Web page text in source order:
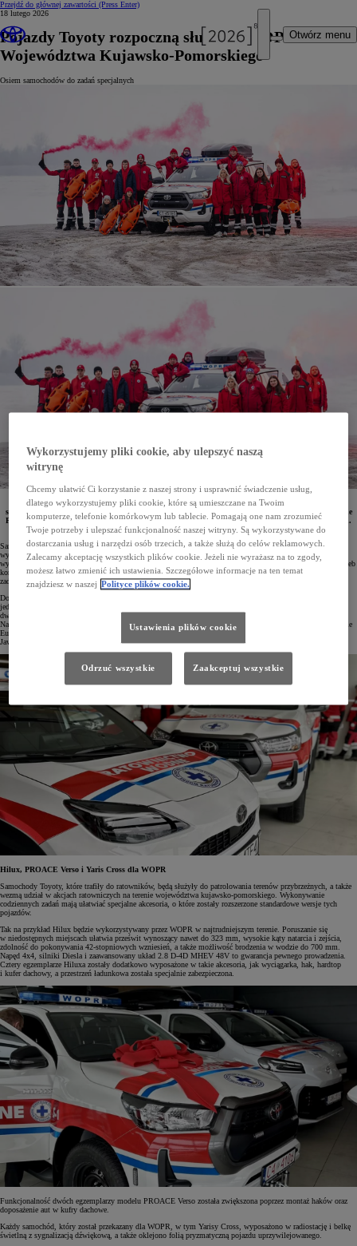
Przejdź do głównej zawartości (Press Enter)
Otwórz menu
18 lutego 2026
Pojazdy Toyoty rozpoczną służbę w WOPR
Województwa Kujawsko-Pomorskiego
Osiem samochodów do zadań specjalnych
Flota ratowników WOPR z województwa kujawsko-pomorskiego została rozszerzona o osiem
samochodów Toyoty. Odpowiednio przystosowane Hiluxy, Yarisy Cross z napędem 4x4 oraz pojemne
PROACE Verso będą pomagać w patrolowaniu terenów przybrzeżnych oraz w akcjach ratowniczych.
Pojazdy przekazał salon Toyota Bydgoszcz.
Samochody Toyoty od lat słyną ze swej niezawodności i trwałości. Ze względu na swoje atuty chętnie są
wybierane przez policję, wojsko, straż pożarną, straż miejską, pogotowie energetyczne, są również
wykorzystywane w ratownictwie wodnym i górskim. Każdy model z łatwością można przystosować do potrzeb
konkretnej służby, a tym samym wesprzeć funkcjonariuszy i ratowników w wykonywaniu ich codziennych
zadań.
Doskonałym przykładem tego jest ostatni nabytek WOPR Województwa Kujawsko-Pomorskiego. Flota tej
jednostki została rozszerzona ostatnio aż o osiem Toyot – cztery egzemplarze pick-upa Hilux z napędem 4x4,
dwie Toyoty PROACE Verso oraz dwa Yarisy Cross z inteligentnym napędem na cztery koła AWD-i.
Największy zakup pojazdów ratowniczych dla jednostek z tego regionu został sfinansowany przy współudziale
Europejskiego Funduszu Rozwoju Regionalnego. Auta dostarczył salon Toyota Bydgoszcz z grupy dilerskiej
Jaworski Auto.
Hilux, PROACE Verso i Yaris Cross dla WOPR
Samochody Toyoty, które trafiły do ratowników, będą służyły do patrolowania terenów przybrzeżnych, a także
wezmą udział w akcjach ratowniczych na terenie województwa kujawsko-pomorskiego. Wykonywanie
codziennych zadań mają ułatwiać specjalne akcesoria, o które zostały rozszerzone standardowe wersje tych
pojazdów.
Tak na przykład Hilux będzie wykorzystywany przez WOPR w najtrudniejszym terenie. Poruszanie się
w niedostępnych miejscach ułatwia prześwit wynoszący nawet do 323 mm, wysokie kąty natarcia i zejścia,
zdolność do pokonywania 42-stopniowych wzniesień, a także możliwość brodzenia w wodzie do 700 mm.
Napęd 4x4, silniki Diesla i zaawansowany układ 2.8 D-4D MHEV 48V to gwarancja pewnego prowadzenia.
Cztery egzemplarze Hiluxa zostały dodatkowo wyposażone w takie akcesoria, jak wyciągarka, hak, hardtop
i kufer dachowy, a przestrzeń ładunkowa została specjalnie zabezpieczona.
Funkcjonalność dwóch egzemplarzy modelu PROACE Verso została zwiększona poprzez montaż haków oraz
doposażenie aut w kufry dachowe.
Każdy samochód, który został przekazany dla WOPR, w tym Yarisy Cross, wyposażono w radiostację i belkę
świetlną z sygnalizacją dźwiękową, a także oklejono folią pryzmatyczną pojazdu uprzywilejowanego.
Wykorzystujemy pliki cookie, aby ulepszyć naszą
witrynę
Chcemy ułatwić Ci korzystanie z naszej strony i usprawnić świadczenie usług,
dlatego wykorzystujemy pliki cookie, które są umieszczane na Twoim
komputerze, telefonie komórkowym lub tablecie. Pomagają one nam zrozumieć
Twoje potrzeby i ulepszać funkcjonalność naszej witryny. Są wykorzystywane do
dostarczania usług i narzędzi osób trzecich, a także służą do celów reklamowych.
Zalecamy akceptację wszystkich plików cookie. Jeżeli nie wyrażasz na to zgody,
możesz łatwo zmienić ich ustawienia. Szczegółowe informacje na ten temat
znajdziesz w naszej Polityce plików cookie.
Ustawienia plików cookie
Odrzuć wszystkie Zaakceptuj wszystkie